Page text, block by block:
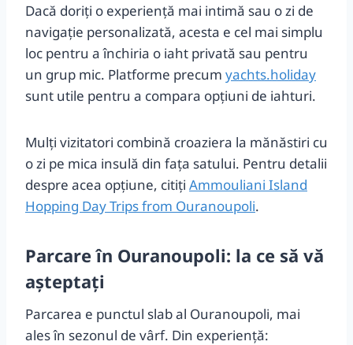
Dacă doriți o experiență mai intimă sau o zi de
navigație personalizată, acesta e cel mai simplu
loc pentru a închiria o iaht privată sau pentru
un grup mic. Platforme precum yachts.holiday
sunt utile pentru a compara opțiuni de iahturi.
Mulți vizitatori combină croaziera la mănăstiri cu
o zi pe mica insulă din fața satului. Pentru detalii
despre acea opțiune, citiți Ammouliani Island
Hopping Day Trips from Ouranoupoli.
Parcare în Ouranoupoli: la ce să vă
așteptați
Parcarea e punctul slab al Ouranoupoli, mai
ales în sezonul de vârf. Din experiență: